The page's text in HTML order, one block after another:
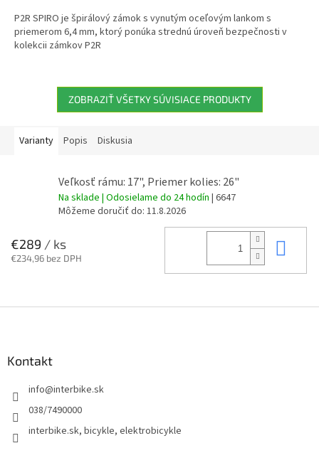
P2R SPIRO je špirálový zámok s vynutým oceľovým lankom s
priemerom 6,4 mm, ktorý ponúka strednú úroveň bezpečnosti v
kolekcii zámkov P2R
ZOBRAZIŤ VŠETKY SÚVISIACE PRODUKTY
Varianty Popis Diskusia
Veľkosť rámu: 17", Priemer kolies: 26"
Na sklade | Odosielame do 24 hodín | 6647
Môžeme doručiť do: 11.8.2026
€289 / ks
€234,96 bez DPH
Kontakt
info@interbike.sk
038/7490000
interbike.sk, bicykle, elektrobicykle